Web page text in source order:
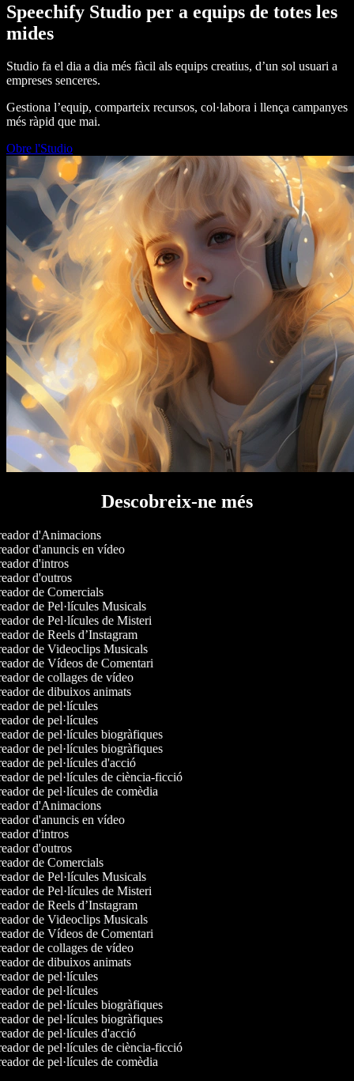
Speechify Studio per a equips de totes les
mides
Studio fa el dia a dia més fàcil als equips creatius, d’un sol usuari a
empreses senceres.
Gestiona l’equip, comparteix recursos, col·labora i llença campanyes
més ràpid que mai.
Obre l'Studio
Descobreix-ne més
d'Animacions
d'anuncis en vídeo
d'intros
d'outros
de Comercials
de Pel·lícules Musicals
de Pel·lícules de Misteri
de Reels d’Instagram
de Videoclips Musicals
de Vídeos de Comentari
de collages de vídeo
de dibuixos animats
de pel·lícules
de pel·lícules
de pel·lícules biogràfiques
de pel·lícules biogràfiques
de pel·lícules d'acció
de pel·lícules de ciència-ficció
de pel·lícules de comèdia
d'Animacions
d'anuncis en vídeo
d'intros
d'outros
de Comercials
de Pel·lícules Musicals
de Pel·lícules de Misteri
de Reels d’Instagram
de Videoclips Musicals
de Vídeos de Comentari
de collages de vídeo
de dibuixos animats
de pel·lícules
de pel·lícules
de pel·lícules biogràfiques
de pel·lícules biogràfiques
de pel·lícules d'acció
de pel·lícules de ciència-ficció
de pel·lícules de comèdia